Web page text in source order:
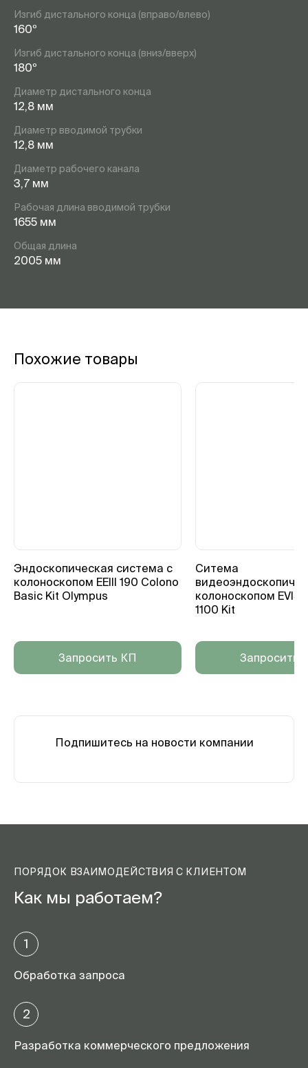
Изгиб дистального конца (вправо/влево)
160º
Изгиб дистального конца (вниз/вверх)
180º
Диаметр дистального конца
12,8 мм
Диаметр вводимой трубки
12,8 мм
Диаметр рабочего канала
3,7 мм
Рабочая длина вводимой трубки
1655 мм
Общая длина
2005 мм
Похожие товары
Эндоскопическая система с
колоноскопом EEIII 190 Colono
Basic Kit Olympus
Запросить КП
Ситема
колоноскопом EVIS
1100 Kit
Запросить
Подпишитесь на новости компании
ПОРЯДОК ВЗАИМОДЕЙСТВИЯ С КЛИЕНТОМ
Как мы работаем?
1
Обработка запроса
2
Разработка коммерческого предложения